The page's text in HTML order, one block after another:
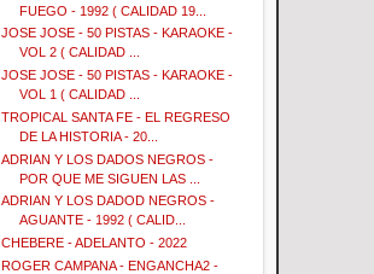
FUEGO - 1992 ( CALIDAD 19...
JOSE JOSE - 50 PISTAS - KARAOKE -
VOL 2 ( CALIDAD ...
JOSE JOSE - 50 PISTAS - KARAOKE -
VOL 1 ( CALIDAD ...
TROPICAL SANTA FE - EL REGRESO
DE LA HISTORIA - 20...
ADRIAN Y LOS DADOS NEGROS -
POR QUE ME SIGUEN LAS ...
ADRIAN Y LOS DADOD NEGROS -
AGUANTE - 1992 ( CALID...
CHEBERE - ADELANTO - 2022
ROGER CAMPANA - ENGANCHA2 -